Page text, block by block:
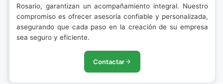
Rosario, garantizan un acompañamiento integral. Nuestro
compromiso es ofrecer asesoría confiable y personalizada,
asegurando que cada paso en la creación de su empresa
sea seguro y eficiente.
Contactar